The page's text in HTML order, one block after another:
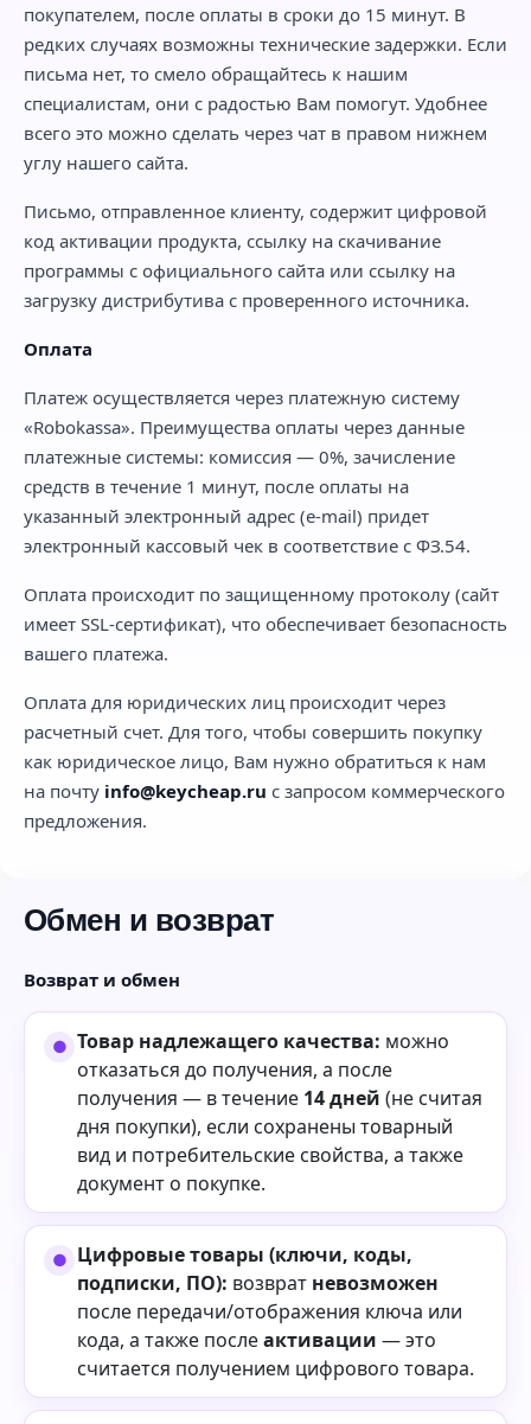
покупателем, после оплаты в сроки до 15 минут. В
редких случаях возможны технические задержки. Если
письма нет, то смело обращайтесь к нашим
специалистам, они с радостью Вам помогут. Удобнее
всего это можно сделать через чат в правом нижнем
углу нашего сайта.
Письмо, отправленное клиенту, содержит цифровой
код активации продукта, ссылку на скачивание
программы с официального сайта или ссылку на
загрузку дистрибутива с проверенного источника.
Оплата
Платеж осуществляется через платежную систему
«Robokassa». Преимущества оплаты через данные
платежные системы: комиссия — 0%, зачисление
средств в течение 1 минут, после оплаты на
указанный электронный адрес (e-mail) придет
электронный кассовый чек в соответствие с ФЗ.54.
Оплата происходит по защищенному протоколу (сайт
имеет SSL-сертификат), что обеспечивает безопасность
вашего платежа.
Оплата для юридических лиц происходит через
расчетный счет. Для того, чтобы совершить покупку
как юридическое лицо, Вам нужно обратиться к нам
на почту info@keycheap.ru с запросом коммерческого
предложения.
Обмен и возврат
Возврат и обмен
Товар надлежащего качества: можно
отказаться до получения, а после
получения — в течение 14 дней (не считая
дня покупки), если сохранены товарный
вид и потребительские свойства, а также
документ о покупке.
Цифровые товары (ключи, коды,
подписки, ПО): возврат невозможен
после передачи/отображения ключа или
кода, а также послеактивации — это
считается получением цифрового товара.